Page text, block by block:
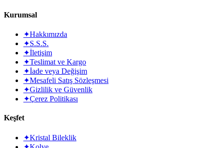
Kurumsal
✦Hakkımızda
✦S.S.S.
✦İletişim
✦Teslimat ve Kargo
✦İade veya Değişim
✦Mesafeli Satış Sözleşmesi
✦Gizlilik ve Güvenlik
✦Çerez Politikası
Keşfet
✦Kristal Bileklik